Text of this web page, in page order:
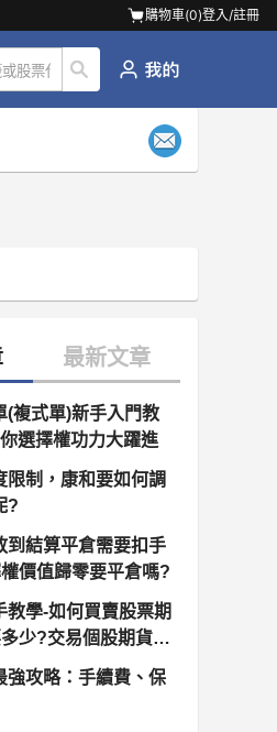
購物車(0)登入/註冊
(複式單)新手入門教
選擇權功力大躍進
限制，康和要如何調
?
到結算平倉需要扣手
價值歸零要平倉嗎?
教學-如何買賣股票期
少?交易個股期貨注
強攻略：手續費、保